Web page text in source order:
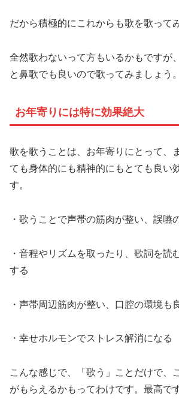
だから積極的にこれからも歌を歌って
全然歌わないって方もいるかもですが
と鼻歌でも良いので歌ってみましょう。
お年寄りには特に効果絶大
歌を歌うことは、お年寄りにとって、
ても身体的にも精神的にもとても良い
す。
・歌うことで声帯の筋肉が整い、誤嚥
・音程やリズムを取ったり、歌詞を読
する
・声帯周辺筋肉が整い、口腔の環境も
・幸せホルモンでストレス解消になる
こんな感じで、「歌う」ことだけで、
がもらえるかもってわけです。最高で